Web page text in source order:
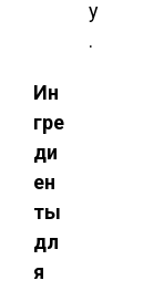
у
.
Ин
гре
ди
ен
ты
дл
я